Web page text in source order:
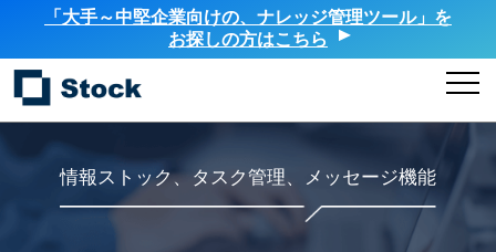
「大手～中堅企業向けの、ナレッジ管理ツール」を
お探しの方はこちら
情報ストック、タスク管理、メッセージ機能